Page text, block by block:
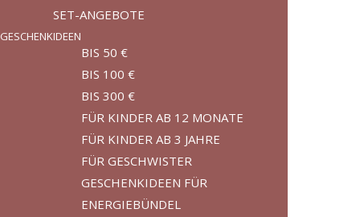
SET-ANGEBOTE
GESCHENKIDEEN
BIS 50 €
BIS 100 €
BIS 300 €
FÜR KINDER AB 12 MONATE
FÜR KINDER AB 3 JAHRE
FÜR GESCHWISTER
GESCHENKIDEEN FÜR
ENERGIEBÜNDEL